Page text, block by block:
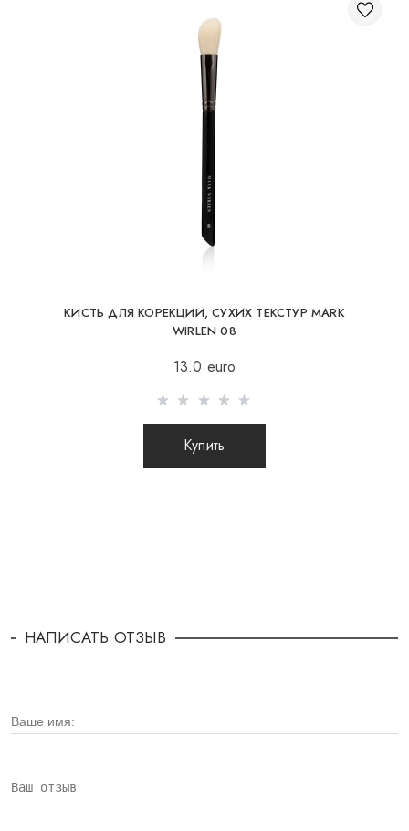
КИСТЬ ДЛЯ КОРЕКЦИИ, СУХИХ ТЕКСТУР MARK
WIRLEN 08
13.0 euro
Купить
НАПИСАТЬ ОТЗЫВ